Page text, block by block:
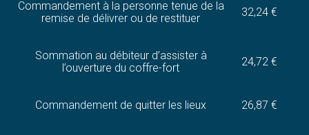
Commandement à la personne tenue de la
remise de délivrer ou de restituer
32,24 €
Sommation au débiteur d’assister à
l’ouverture du coffre-fort
24,72 €
Commandement de quitter les lieux 26,87 €